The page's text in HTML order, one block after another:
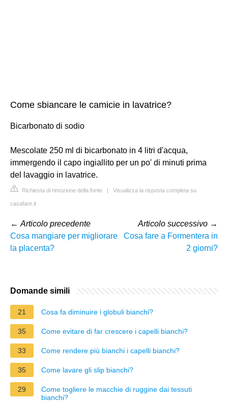
Come sbiancare le camicie in lavatrice?
Bicarbonato di sodio
Mescolate 250 ml di bicarbonato in 4 litri d'acqua,
immergendo il capo ingiallito per un po' di minuti prima
del lavaggio in lavatrice.
Richiesta di rimozione della fonte | Visualizza la risposta completa su
casafare.it
← Articolo precedente
Cosa mangiare per migliorare
la placenta?
Articolo successivo →
Cosa fare a Formentera in
2 giorni?
Domande simili
21 Cosa fa diminuire i globuli bianchi?
35 Come evitare di far crescere i capelli bianchi?
33 Come rendere più bianchi i capelli bianchi?
35 Come lavare gli slip bianchi?
29
Come togliere le macchie di ruggine dai tessuti
bianchi?